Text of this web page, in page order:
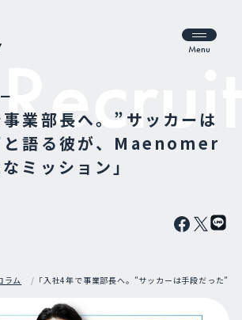
Menu
事業部長へ。”サッカーは
と語る彼が、Maenomer
ミッション」
ラム 「入社4年で事業部長へ。”サッカーは手段だった”